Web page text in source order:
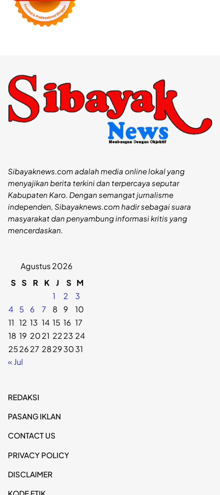
Sibayaknews.com adalah media online lokal yang
menyajikan berita terkini dan terpercaya seputar
Kabupaten Karo. Dengan semangat jurnalisme
independen, Sibayaknews.com hadir sebagai suara
masyarakat dan penyambung informasi kritis yang
mencerdaskan.
Agustus 2026
S S R K J S M
1
2
3
4
5 6 7 8 9
10
11 12 13 14 15 16 17
18 19 2021 2223 24
252627 28293031
« Jul
REDAKSI
PASANG IKLAN
CONTACT US
PRIVACY POLICY
DISCLAIMER